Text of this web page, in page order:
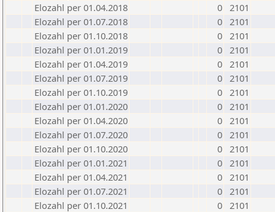
Elozahl per 01.04.2018
0 2101
Elozahl per 01.07.2018
0 2101
Elozahl per 01.10.2018
0 2101
Elozahl per 01.01.2019
0 2101
Elozahl per 01.04.2019
0 2101
Elozahl per 01.07.2019
0 2101
Elozahl per 01.10.2019
0 2101
Elozahl per 01.01.2020
0 2101
Elozahl per 01.04.2020
0 2101
Elozahl per 01.07.2020
0 2101
Elozahl per 01.10.2020
0 2101
Elozahl per 01.01.2021
0 2101
Elozahl per 01.04.2021
0 2101
Elozahl per 01.07.2021
0 2101
Elozahl per 01.10.2021
0 2101